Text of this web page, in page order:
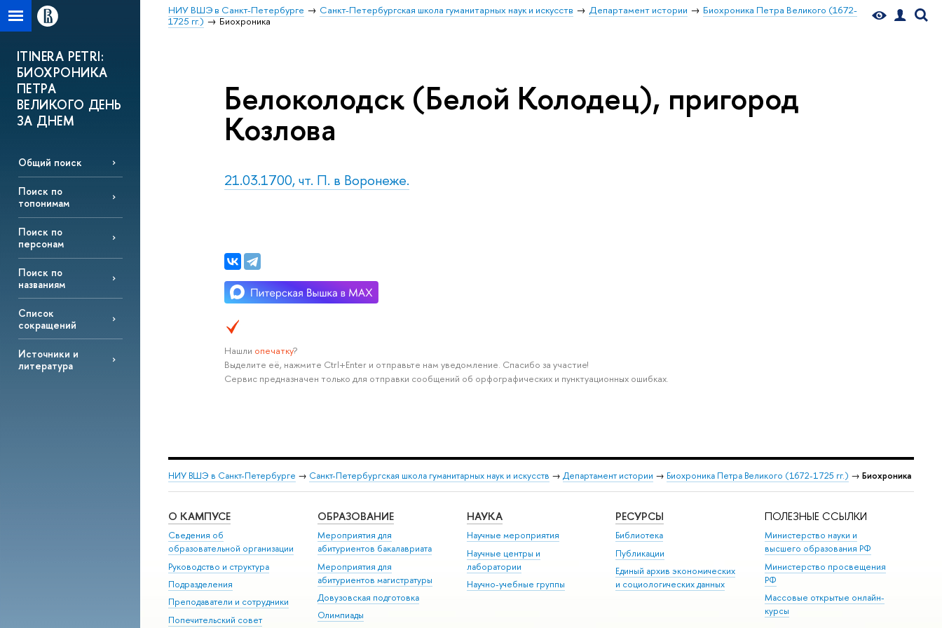
НИУ ВШЭ в Санкт-Петербурге Санкт-Петербургская школа гуманитарных наук и искусств Департамент истории
Биохроника Петра Великого (1672-
1725 гг.)
Биохроника
ITINERA PETRI:
БИОХРОНИКА
ПЕТРА
ВЕЛИКОГО ДЕНЬ
ЗА ДНЕМ
Общий поиск
Поиск по
топонимам
Поиск по
персонам
Поиск по
названиям
Список
сокращений
Источники и
литература
Белоколодск (Белой Колодец), пригород
Козлова
21.03.1700, чт. П. в Воронеже.
Нашли опечатку?
Выделите её, нажмите Ctrl+Enter и отправьте нам уведомление. Спасибо за участие!
Сервис предназначен только для отправки сообщений об орфографических и пунктуационных ошибках.
НИУ ВШЭ в Санкт-Петербурге → Санкт-Петербургская школа гуманитарных наук и искусств → Департамент истории → Биохроника Петра Великого (1672-1725 гг.) → Биохроника
О КАМПУСЕ
Сведения об
образовательной организации
Руководство и структура
Подразделения
Преподаватели и сотрудники
Попечительский совет
ОБРАЗОВАНИЕ
Мероприятия для
абитуриентов бакалавриата
Мероприятия для
абитуриентов магистратуры
Довузовская подготовка
Олимпиады
НАУКА
Научные мероприятия
Научные центры и
лаборатории
Научно-учебные группы
РЕСУРСЫ
Библиотека
Публикации
Единый архив экономических
и социологических данных
ПОЛЕЗНЫЕ ССЫЛКИ
Министерство науки и
высшего образования РФ
Министерство просвещения
РФ
Массовые открытые онлайн-
курсы